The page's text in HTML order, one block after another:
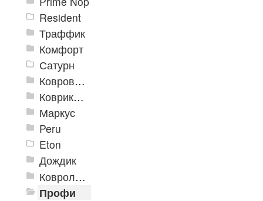
Resident
Траффик
Комфорт
Сатурн
Ковровое покрытие "Цикада"
Коврики «Heavy» на резиновой подложке
Маркус
Peru
Eton
Дождик
Ковролиновые дорожки «Rekord»
Профи